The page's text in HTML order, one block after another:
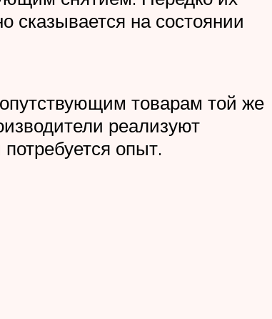
сказывается на состоянии
товарам той же
реализуют
опыт.